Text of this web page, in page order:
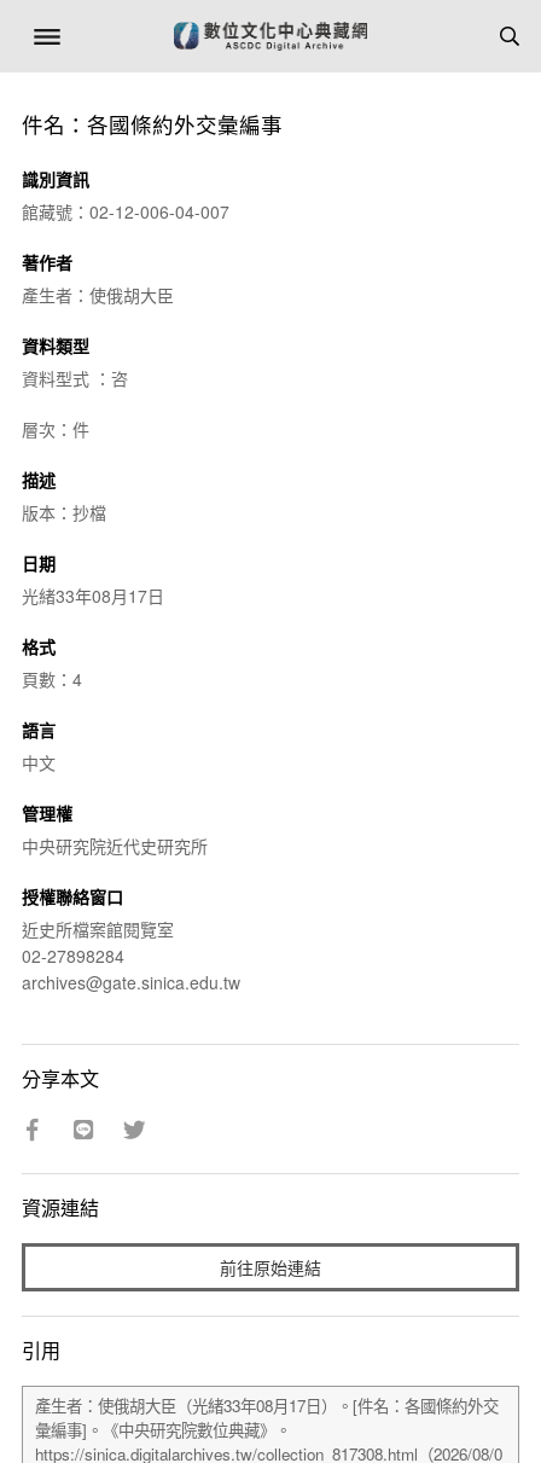
件名：各國條約外交彙編事
識別資訊
館藏號：02-12-006-04-007
著作者
產生者：使俄胡大臣
資料類型
資料型式 ：咨
層次：件
描述
版本：抄檔
日期
光緒33年08月17日
格式
頁數：4
語言
中文
管理權
中央研究院近代史研究所
授權聯絡窗口
近史所檔案館閱覽室
02-27898284
archives@gate.sinica.edu.tw
分享本文
資源連結
前往原始連結
引用